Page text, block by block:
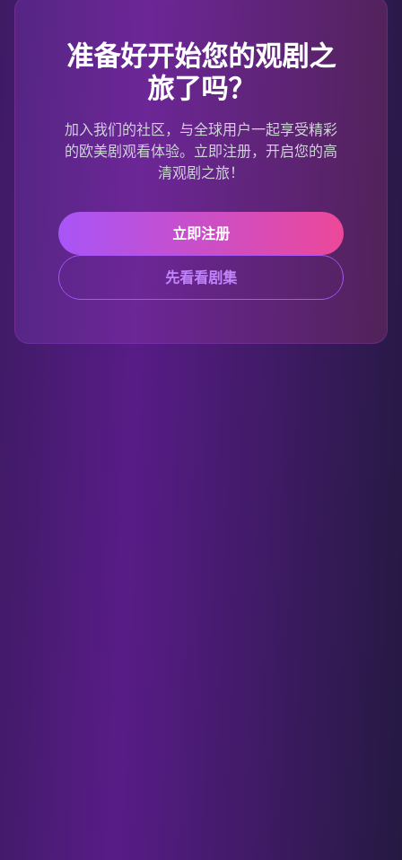
准备好开始您的观剧之
旅了吗？
加入我们的社区，与全球用户一起享受精彩
的欧美剧观看体验。立即注册，开启您的高
清观剧之旅！
立即注册
先看看剧集